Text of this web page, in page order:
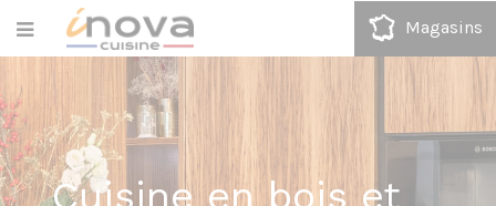
Magasins
Cuisine en bois et